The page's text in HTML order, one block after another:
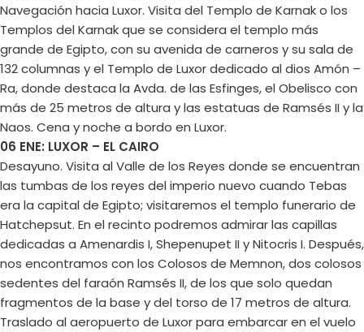
Navegación hacia Luxor. Visita del Templo de Karnak o los
Templos del Karnak que se considera el templo más
grande de Egipto, con su avenida de carneros y su sala de
132 columnas y el Templo de Luxor dedicado al dios Amón –
Ra, donde destaca la Avda. de las Esfinges, el Obelisco con
más de 25 metros de altura y las estatuas de Ramsés II y la
Naos. Cena y noche a bordo en Luxor.
06 ENE: LUXOR – EL CAIRO
Desayuno. Visita al Valle de los Reyes donde se encuentran
las tumbas de los reyes del imperio nuevo cuando Tebas
era la capital de Egipto; visitaremos el templo funerario de
Hatchepsut. En el recinto podremos admirar las capillas
dedicadas a Amenardis I, Shepenupet II y Nitocris I. Después,
nos encontramos con los Colosos de Memnon, dos colosos
sedentes del faraón Ramsés II, de los que solo quedan
fragmentos de la base y del torso de 17 metros de altura.
Traslado al aeropuerto de Luxor para embarcar en el vuelo